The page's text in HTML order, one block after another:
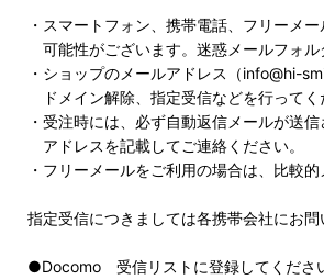
・スマートフォン、携帯電話、フリーメ
可能性がございます。迷惑メールフォル
・ショップのメールアドレス（info@hi-
ドメイン解除、指定受信などを行ってく
・受注時には、必ず自動返信メールが送
アドレスを記載してご連絡ください。
・フリーメールをご利用の場合は、比較
指定受信につきましては各携帯会社にお問
●Docomo 受信リストに登録してくださ